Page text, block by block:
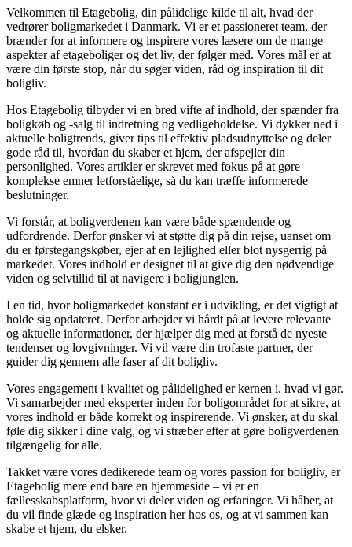
Velkommen til Etagebolig, din pålidelige kilde til alt, hvad der
vedrører boligmarkedet i Danmark. Vi er et passioneret team, der
brænder for at informere og inspirere vores læsere om de mange
aspekter af etageboliger og det liv, der følger med. Vores mål er at
være din første stop, når du søger viden, råd og inspiration til dit
boligliv.
Hos Etagebolig tilbyder vi en bred vifte af indhold, der spænder fra
boligkøb og -salg til indretning og vedligeholdelse. Vi dykker ned i
aktuelle boligtrends, giver tips til effektiv pladsudnyttelse og deler
gode råd til, hvordan du skaber et hjem, der afspejler din
personlighed. Vores artikler er skrevet med fokus på at gøre
komplekse emner letforståelige, så du kan træffe informerede
beslutninger.
Vi forstår, at boligverdenen kan være både spændende og
udfordrende. Derfor ønsker vi at støtte dig på din rejse, uanset om
du er førstegangskøber, ejer af en lejlighed eller blot nysgerrig på
markedet. Vores indhold er designet til at give dig den nødvendige
viden og selvtillid til at navigere i boligjunglen.
I en tid, hvor boligmarkedet konstant er i udvikling, er det vigtigt at
holde sig opdateret. Derfor arbejder vi hårdt på at levere relevante
og aktuelle informationer, der hjælper dig med at forstå de nyeste
tendenser og lovgivninger. Vi vil være din trofaste partner, der
guider dig gennem alle faser af dit boligliv.
Vores engagement i kvalitet og pålidelighed er kernen i, hvad vi gør.
Vi samarbejder med eksperter inden for boligområdet for at sikre, at
vores indhold er både korrekt og inspirerende. Vi ønsker, at du skal
føle dig sikker i dine valg, og vi stræber efter at gøre boligverdenen
tilgængelig for alle.
Takket være vores dedikerede team og vores passion for boligliv, er
Etagebolig mere end bare en hjemmeside – vi er en
fællesskabsplatform, hvor vi deler viden og erfaringer. Vi håber, at
du vil finde glæde og inspiration her hos os, og at vi sammen kan
skabe et hjem, du elsker.